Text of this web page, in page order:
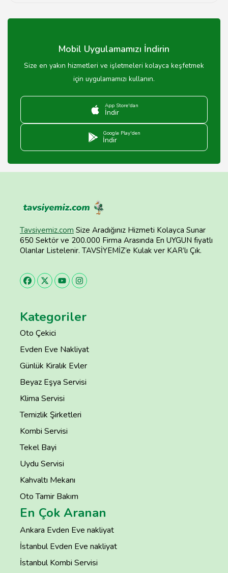
yerel balıkçılardan ve deniz ürünleri tedarikçilerinden
Mobil Uygulamamızı İndirin
Size en yakın hizmetleri ve işletmeleri kolayca keşfetmek
için uygulamamızı kullanın.
App Store'dan
İndir
Google Play'den
İndir
Tavsiyemiz.com Size Aradığınız Hizmeti Kolayca Sunar
650 Sektör ve 200.000 Firma Arasında En UYGUN fiyatlı
Olanlar Listelenir. TAVSİYEMİZ’e Kulak ver KAR’lı Çık.
Kategoriler
Oto Çekici
Evden Eve Nakliyat
Günlük Kiralık Evler
Beyaz Eşya Servisi
Klima Servisi
Temizlik Şirketleri
Kombi Servisi
Tekel Bayi
Uydu Servisi
Kahvaltı Mekanı
Oto Tamir Bakım
En Çok Aranan
Ankara Evden Eve nakliyat
İstanbul Evden Eve nakliyat
İstanbul Kombi Servisi